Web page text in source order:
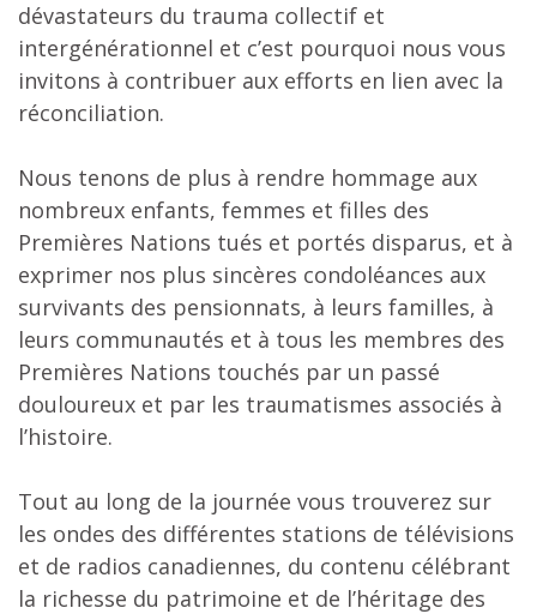
dévastateurs du trauma collectif et
intergénérationnel et c’est pourquoi nous vous
invitons à contribuer aux efforts en lien avec la
réconciliation.
Nous tenons de plus à rendre hommage aux
nombreux enfants, femmes et filles des
Premières Nations tués et portés disparus, et à
exprimer nos plus sincères condoléances aux
survivants des pensionnats, à leurs familles, à
leurs communautés et à tous les membres des
Premières Nations touchés par un passé
douloureux et par les traumatismes associés à
l’histoire.
Tout au long de la journée vous trouverez sur
les ondes des différentes stations de télévisions
et de radios canadiennes, du contenu célébrant
la richesse du patrimoine et de l’héritage des